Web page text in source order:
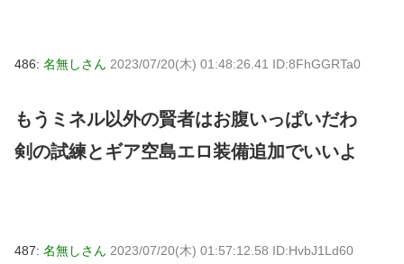
486: 名無しさん 2023/07/20(木) 01:48:26.41 ID:8FhGGRTa0
もうミネル以外の賢者はお腹いっぱいだわ
剣の試練とギア空島エロ装備追加でいいよ
487: 名無しさん 2023/07/20(木) 01:57:12.58 ID:HvbJ1Ld60